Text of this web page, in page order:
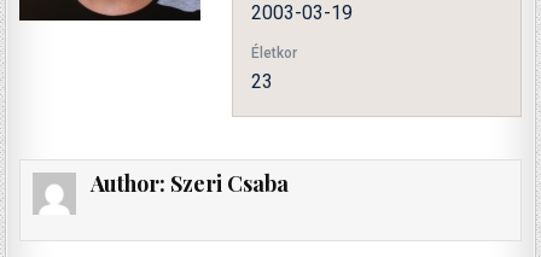
2003-03-19
Életkor
23
Author: Szeri Csaba